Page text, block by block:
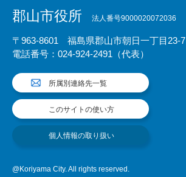
郡山市役所 法人番号9000020072036
〒963-8601 福島県郡山市朝日一丁目23-7
電話番号：024-924-2491（代表）
所属別連絡先一覧
このサイトの使い方
個人情報の取り扱い
@Koriyama City. All rights reserved.